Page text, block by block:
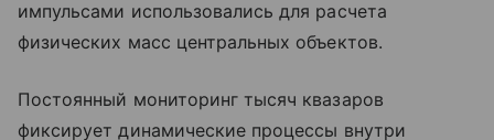
импульсами использовались для расчета
физических масс центральных объектов.
Постоянный мониторинг тысяч квазаров
фиксирует динамические процессы внутри